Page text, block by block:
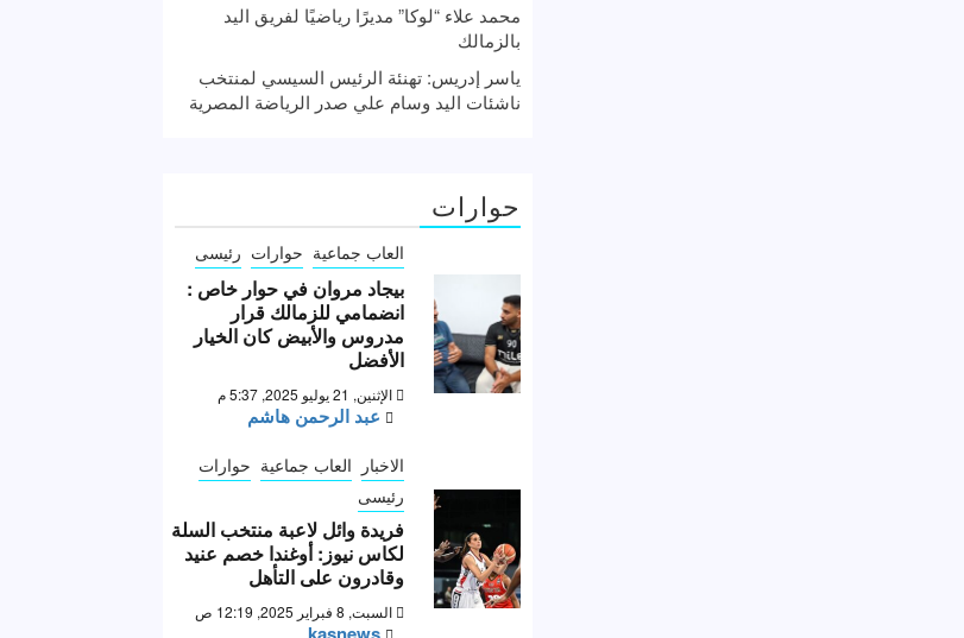
محمد علاء “لوكا” مديرًا رياضيًا لفريق اليد
بالزمالك
ياسر إدريس: تهنئة الرئيس السيسي لمنتخب
ناشئات اليد وسام علي صدر الرياضة المصرية
حوارات
العاب جماعية حوارات رئيسى
بيجاد مروان في حوار خاص :
انضمامي للزمالك قرار
مدروس والأبيض كان الخيار
الأفضل
الإثنين, 21 يوليو 2025, 5:37 م
عبد الرحمن هاشم
الاخبار العاب جماعية حوارات
رئيسى
فريدة وائل لاعبة منتخب السلة
لكاس نيوز: أوغندا خصم عنيد
وقادرون على التأهل
السبت, 8 فبراير 2025, 12:19 ص